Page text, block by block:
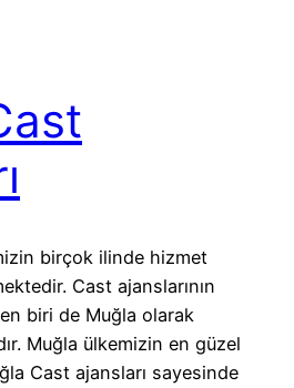
birçok ilinde hizmet
Cast ajanslarının
biri de Muğla olarak
Muğla ülkemizin en güzel
Cast ajansları sayesinde